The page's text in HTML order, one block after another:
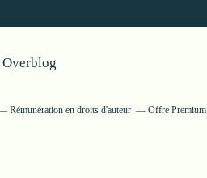
Overblog
Rémunération en droits d'auteur Offre Premium